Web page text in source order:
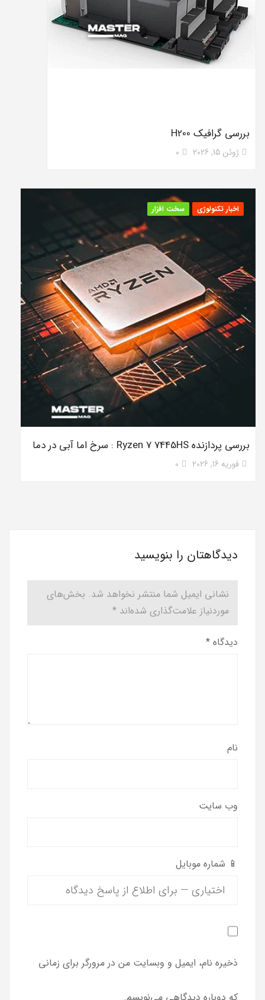
بررسی گرافیک H200
ژوئن 15, 2026 0
اخبار تکنولوژی سخت افزار
بررسی پردازنده Ryzen 7 7445HS : سرخ اما آبی در دما
فوریه 16, 2026 0
دیدگاهتان را بنویسید
نشانی ایمیل شما منتشر نخواهد شد. بخش‌های
موردنیاز علامت‌گذاری شده‌اند *
دیدگاه *
نام
وب‌ سایت
📱 شماره موبایل
ذخیره نام، ایمیل و وبسایت من در مرورگر برای زمانی